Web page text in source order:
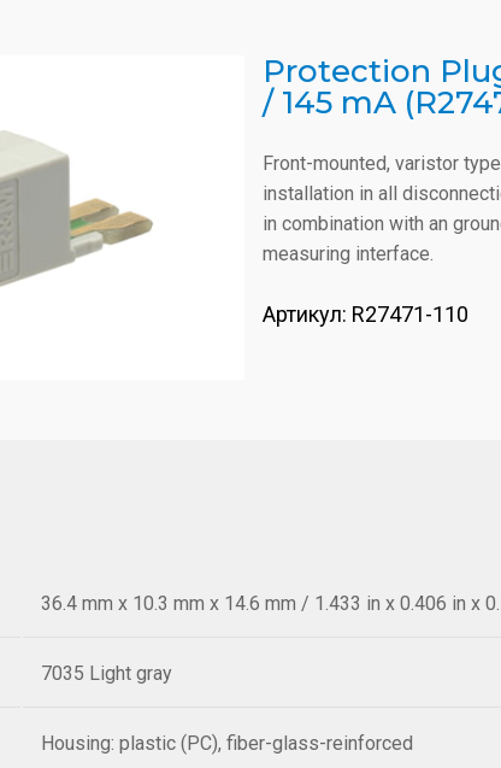
Protection
/ 145 mA
Front-mounted, varistor
installation in all
in combination with an
measuring interface.
Артикул: R27471-110
36.4 mm x 10.3 mm x 14.6 mm / 1.433 in x 0.406 in x
7035 Light gray
Housing: plastic (PC), fiber-glass-reinforced